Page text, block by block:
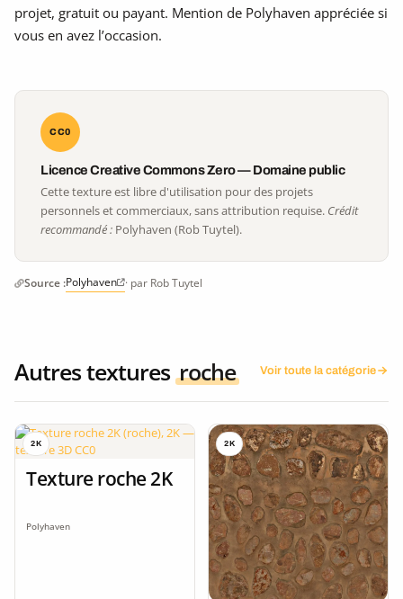
projet, gratuit ou payant. Mention de Polyhaven appréciée si
vous en avez l’occasion.
CC0
Licence Creative Commons Zero — Domaine public
Cette texture est libre d'utilisation pour des projets
personnels et commerciaux, sans attribution requise. Crédit
recommandé : Polyhaven (Rob Tuytel).
Source :Polyhaven · par Rob Tuytel
Autres textures roche Voir toute la catégorie
2K
Texture roche 2K
Polyhaven
2K